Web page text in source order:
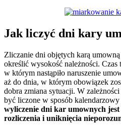
Jak liczyć dni kary
Zliczanie dni objętych karą
określić wysokość należności.
w którym nastąpiło naruszenie
aż do dnia, w którym obowiązek
dobra zmiana sytuacji. W
być liczone w sposób
wyliczenie dni kar umownych jest
rozliczenia i uniknięcia